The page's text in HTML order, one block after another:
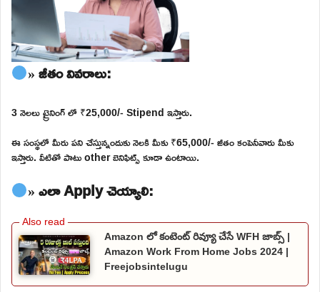
» జీతం వివరాలు:
3 నెలలు ట్రైనింగ్ లో ₹25,000/- Stipend ఇస్తారు.
ఈ సంస్థలో మీరు పని చేస్తున్నందుకు నెలకి మీకు ₹65,000/- జీతం కంపెనీవారు మీకు
ఇస్తారు. వీటితో పాటు other బెనిఫిట్స్ కూడా ఉంటాయి.
» ఎలా Apply చెయ్యాలి:
Amazon లో కంటెంట్ రివ్యూ చేసే WFH జాబ్స్ |
Amazon Work From Home Jobs 2024 |
Freejobsintelugu